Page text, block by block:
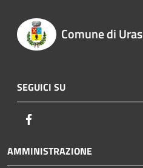
Comune di Uras
SEGUICI SU
AMMINISTRAZIONE